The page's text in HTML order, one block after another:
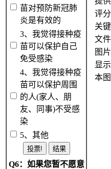
苗对预防新冠肺
炎是有效的
3、我觉得接种疫
苗可以保护自己
免受感染
4、我觉得接种疫
苗可以保护周围
的人(家人、朋
友、同事)不受感
染
5、其他
Q6：如果您暂不愿意
评
关
文
图
显
本